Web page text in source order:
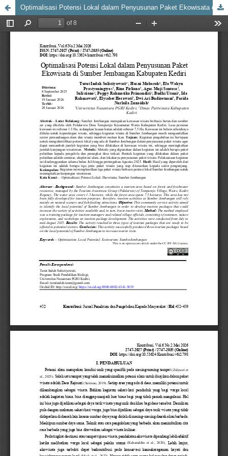
Optimalisasi Potensi Lokal dalam Penyusunan Paket Ekowisata di Sumber Jembangan Kabupaten Kediri